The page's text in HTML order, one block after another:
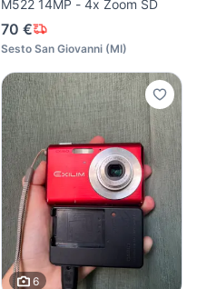
M522 14MP - 4x Zoom SD
70 €
Sesto San Giovanni (MI)
6